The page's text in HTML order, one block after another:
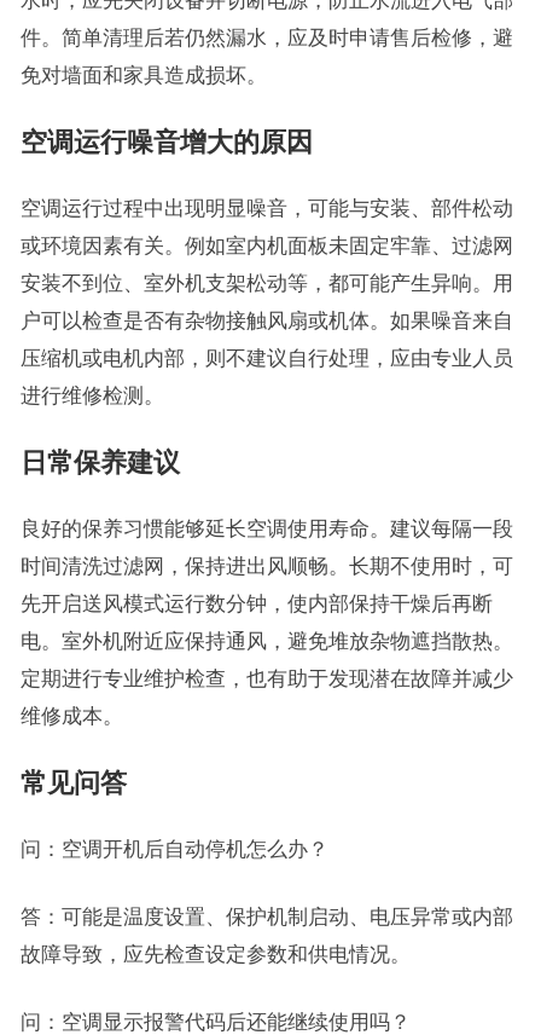
件。简单清理后若仍然漏水，应及时申请售后检修，避
免对墙面和家具造成损坏。
空调运行噪音增大的原因
空调运行过程中出现明显噪音，可能与安装、部件松动
或环境因素有关。例如室内机面板未固定牢靠、过滤网
安装不到位、室外机支架松动等，都可能产生异响。用
户可以检查是否有杂物接触风扇或机体。如果噪音来自
压缩机或电机内部，则不建议自行处理，应由专业人员
进行维修检测。
日常保养建议
良好的保养习惯能够延长空调使用寿命。建议每隔一段
时间清洗过滤网，保持进出风顺畅。长期不使用时，可
先开启送风模式运行数分钟，使内部保持干燥后再断
电。室外机附近应保持通风，避免堆放杂物遮挡散热。
定期进行专业维护检查，也有助于发现潜在故障并减少
维修成本。
常见问答
问：空调开机后自动停机怎么办？
答：可能是温度设置、保护机制启动、电压异常或内部
故障导致，应先检查设定参数和供电情况。
问：空调显示报警代码后还能继续使用吗？